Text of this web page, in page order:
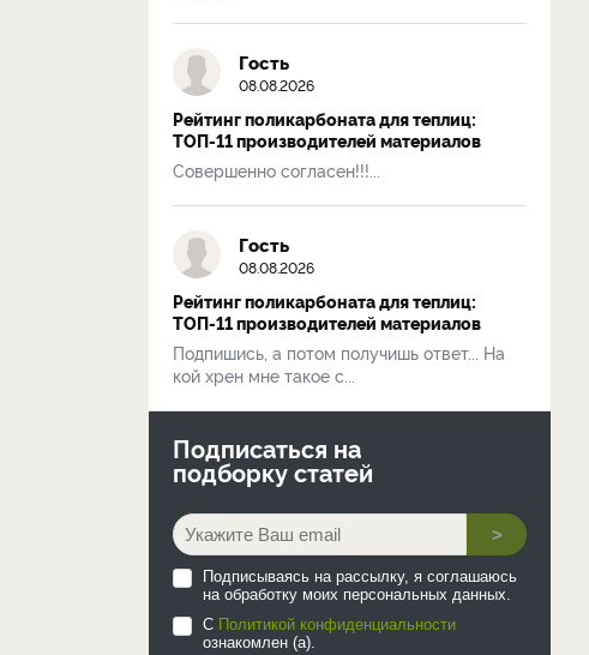
Гость
08.08.2026
Рейтинг поликарбоната для теплиц:
ТОП-11 производителей материалов
Совершенно согласен!!!...
Гость
08.08.2026
Рейтинг поликарбоната для теплиц:
ТОП-11 производителей материалов
Подпишись, а потом получишь ответ... На
кой хрен мне такое с...
Подписаться на
подборку статей
>
Подписываясь на рассылку, я соглашаюсь
на обработку моих персональных данных.
С Политикой конфиденциальности
ознакомлен (а).